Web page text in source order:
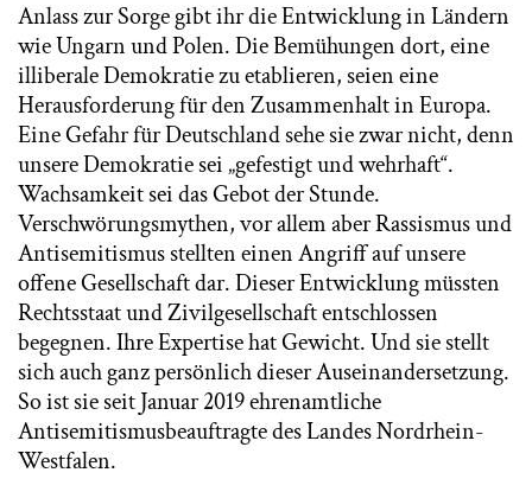
Anlass zur Sorge gibt ihr die Entwicklung in Ländern
wie Ungarn und Polen. Die Bemühungen dort, eine
illiberale Demokratie zu etablieren, seien eine
Herausforderung für den Zusammenhalt in Europa.
Eine Gefahr für Deutschland sehe sie zwar nicht, denn
unsere Demokratie sei „gefestigt und wehrhaft“.
Wachsamkeit sei das Gebot der Stunde.
Verschwörungsmythen, vor allem aber Rassismus und
Antisemitismus stellten einen Angriff auf unsere
offene Gesellschaft dar. Dieser Entwicklung müssten
Rechtsstaat und Zivilgesellschaft entschlossen
begegnen. Ihre Expertise hat Gewicht. Und sie stellt
sich auch ganz persönlich dieser Auseinandersetzung.
So ist sie seit Januar 2019 ehrenamtliche
Antisemitismusbeauftragte des Landes Nordrhein-
Westfalen.